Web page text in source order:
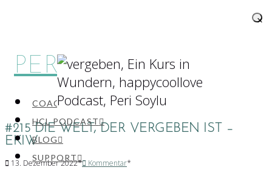
PERI SOYLU Navigation
COACHING
HCL PODCAST
BLOG
SUPPORT
#215 DIE WELT, DER VERGEBEN IST –
EKIW
13. Dezember 2022 Kommentar
×